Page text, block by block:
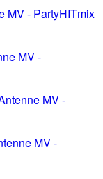
MV - PartyHITmix
MV -
MV -
MV -